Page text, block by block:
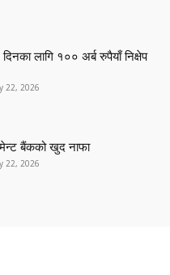
लागि १०० अर्ब रुपैयाँ निक्षेप
22, 2026
बैंकको खुद नाफा
22, 2026